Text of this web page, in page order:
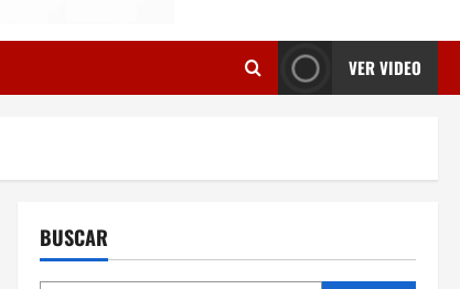
VER VIDEO
BUSCAR